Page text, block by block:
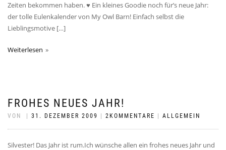
Zeiten bekommen haben. ♥ Ein kleines Goodie noch für’s neue Jahr:
der tolle Eulenkalender von My Owl Barn! Einfach selbst die
Lieblingsmotive […]
Weiterlesen
FROHES NEUES JAHR!
VON 31. DEZEMBER 2009 2KOMMENTARE ALLGEMEIN
Silvester! Das Jahr ist rum.Ich wünsche allen ein frohes neues Jahr und